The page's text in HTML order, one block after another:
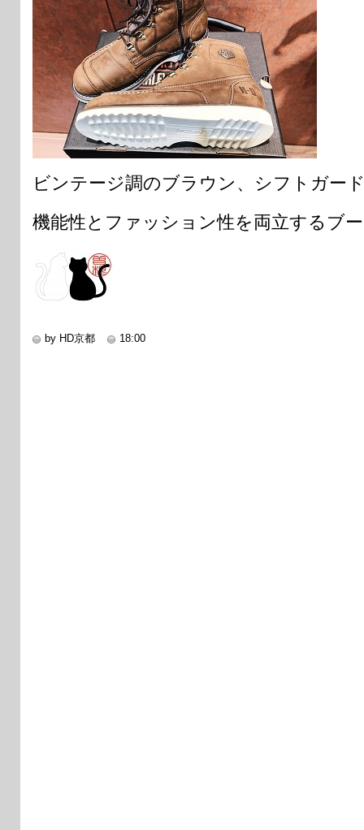
ビンテージ調のブラウン、シフトガー
機能性とファッション性を両立するブ
by HD京都 18:00